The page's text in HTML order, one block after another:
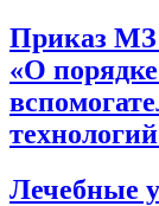
Приказ МЗ
«О
Лечебные